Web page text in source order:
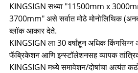
KINGSIGN सध्या "11500mm x
3700mm" असे सर्वात मोठे मोनोलिथिक
ब्लॉक आकार देते.
KINGSIGN ला 30 वर्षांहून अधिक
फॅब्रिकेशन आणि इन्स्टॉलेशनसह व्यापक
KINGSIGN मध्ये समावेशन/दोषांचा अत्यंत